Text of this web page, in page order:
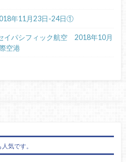
年11月23日-24日①
イパシフィック航空 2018年10月
空港
気です。